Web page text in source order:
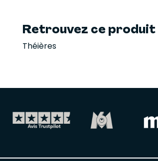
Retrouvez ce
Théières